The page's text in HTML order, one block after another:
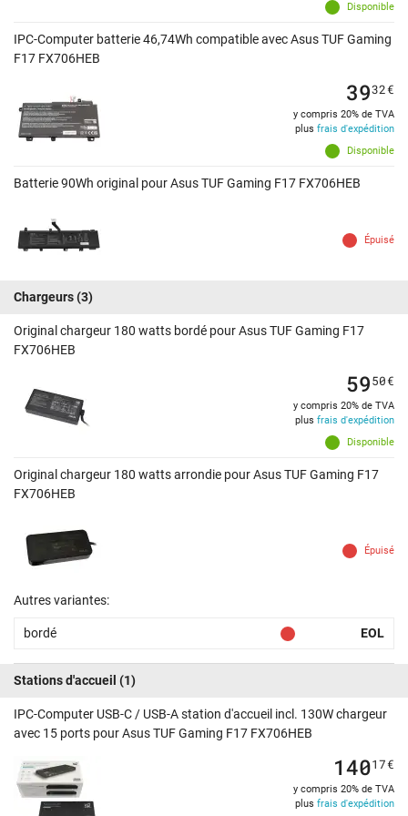
Disponible
IPC-Computer batterie 46,74Wh compatible avec Asus TUF Gaming
F17 FX706HEB
Disponible
3932€
y compris 20% de TVA
plus frais d'expédition
Batterie 90Wh original pour Asus TUF Gaming F17 FX706HEB
Épuisé
Chargeurs(3)
Original chargeur 180 watts bordé pour Asus TUF Gaming F17
FX706HEB
Disponible
5950€
y compris 20% de TVA
plus frais d'expédition
Original chargeur 180 watts arrondie pour Asus TUF Gaming F17
FX706HEB
Épuisé
Autres variantes:
bordé EOL
Stations d'accueil (1)
IPC-Computer USB-C / USB-A station d'accueil incl. 130W chargeur
avec 15 ports pour Asus TUF Gaming F17 FX706HEB
14017€
y compris 20% de TVA
plus frais d'expédition